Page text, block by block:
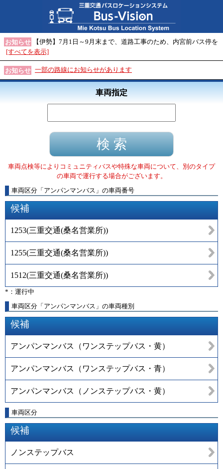
お知らせ
【伊勢】7月1日～9月末まで、道路工事のため、内宮前バス停を
[すべてを表示]
お知らせ 一部の路線にお知らせがあります
車両指定
車両点検等によりコミュニティバスや特殊な車両について、別のタイプ
の車両で運行する場合がございます。
車両区分 「 アンパンマンバス 」 の車両番号
候補
1253(三重交通(桑名営業所))
1255(三重交通(桑名営業所))
1512(三重交通(桑名営業所))
*：運行中
車両区分「アンパンマンバス」の車両種別
候補
アンパンマンバス（ワンステップバス・黄）
アンパンマンバス（ワンステップバス・青）
アンパンマンバス（ノンステップバス・黄）
車両区分
候補
ノンステップバス